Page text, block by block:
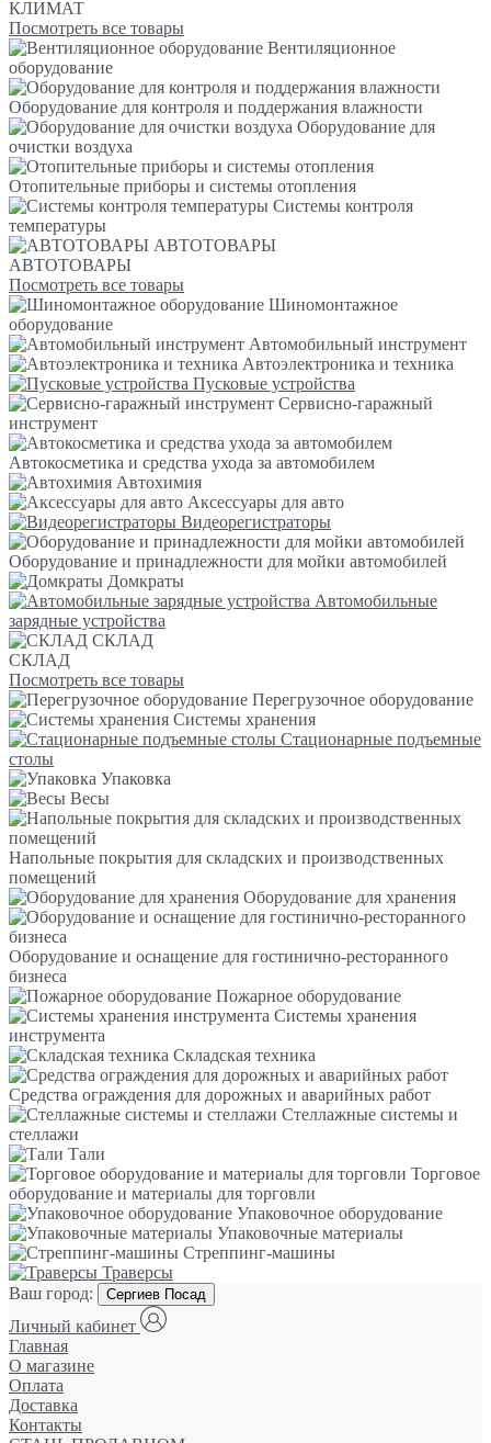
КЛИМАТ
Посмотреть все товары
Вентиляционное
оборудование
Оборудование для контроля и поддержания влажности
Оборудование для
очистки воздуха
Отопительные приборы и системы отопления
Системы контроля
температуры
АВТОТОВАРЫ
АВТОТОВАРЫ
Посмотреть все товары
Шиномонтажное
оборудование
Автомобильный инструмент
Автоэлектроника и техника
Пусковые устройства
Сервисно-гаражный
инструмент
Автокосметика и средства ухода за автомобилем
Автохимия
Аксессуары для авто
Видеорегистраторы
Оборудование и принадлежности для мойки автомобилей
Домкраты
Автомобильные
зарядные устройства
СКЛАД
СКЛАД
Посмотреть все товары
Перегрузочное оборудование
Системы хранения
Стационарные подъемные
столы
Упаковка
Весы
Напольные покрытия для складских и производственных
помещений
Оборудование для хранения
Оборудование и оснащение для гостинично-ресторанного
бизнеса
Пожарное оборудование
Системы хранения
инструмента
Складская техника
Средства ограждения для дорожных и аварийных работ
Стеллажные системы и
стеллажи
Тали
Торговое
оборудование и материалы для торговли
Упаковочное оборудование
Упаковочные материалы
Стреппинг-машины
Траверсы
Ваш город:
Сергиев Посад
Личный кабинет
Главная
О магазине
Оплата
Доставка
Контакты